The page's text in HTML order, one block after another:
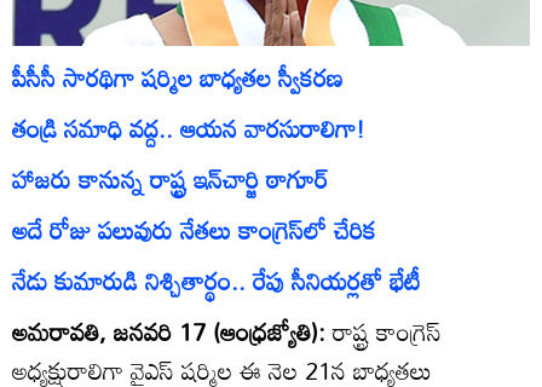
పీసీసీ సారథిగా షర్మిల బాధ్యతల స్వీకరణ
తండ్రి సమాధి వద్ద.. ఆయన వారసురాలిగా!
హాజరు కానున్న రాష్ట్ర ఇన్‌చార్జి ఠాగూర్‌
అదే రోజు పలువురు నేతలు కాంగ్రెస్‌లో చేరిక
నేడు కుమారుడి నిశ్చితార్థం.. రేపు సీనియర్లతో భేటీ
అమరావతి, జనవరి 17 (ఆంధ్రజ్యోతి):రాష్ట్ర కాంగ్రెస్‌
అధ్యక్షురాలిగా వైఎస్‌ షర్మిల ఈ నెల 21న బాధ్యతలు